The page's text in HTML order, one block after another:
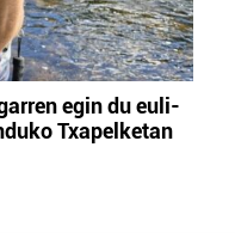
egin du euli-
Txapelketan